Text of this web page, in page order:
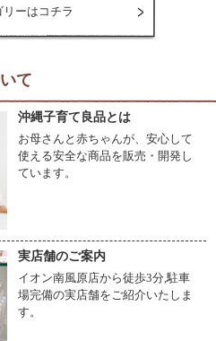
ーはコチラ
て
沖縄子育て良品とは
お母さんと赤ちゃんが、安心して
使える安全な商品を販売・開発し
ています。
実店舗のご案内
イオン南風原店から徒歩3分,駐車
場完備の実店舗をご紹介いたしま
す。